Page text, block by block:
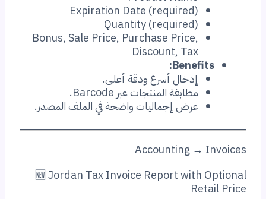
Expiration Date (required)
Quantity (required)
Bonus, Sale Price, Purchase Price,
Discount, Tax
Benefits:
إدخال أسرع ودقة أعلى.
مطابقة المنتجات عبر Barcode.
عرض إجماليات واضحة في الملف المصدر.
Accounting → Invoices
🆕 Jordan Tax Invoice Report with Optional
Retail Price